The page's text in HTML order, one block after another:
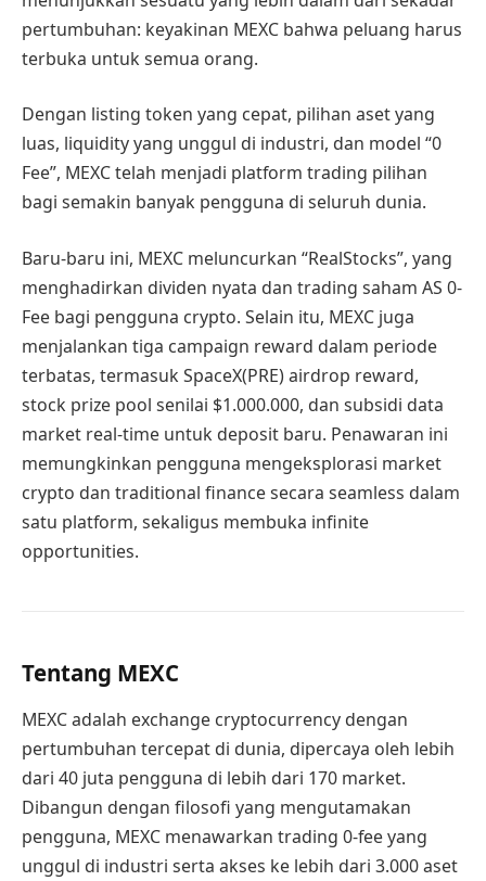
pertumbuhan: keyakinan MEXC bahwa peluang harus
terbuka untuk semua orang.
Dengan listing token yang cepat, pilihan aset yang
luas, liquidity yang unggul di industri, dan model “0
Fee”, MEXC telah menjadi platform trading pilihan
bagi semakin banyak pengguna di seluruh dunia.
Baru-baru ini, MEXC meluncurkan “RealStocks”, yang
menghadirkan dividen nyata dan trading saham AS 0-
Fee bagi pengguna crypto. Selain itu, MEXC juga
menjalankan tiga campaign reward dalam periode
terbatas, termasuk SpaceX(PRE) airdrop reward,
stock prize pool senilai $1.000.000, dan subsidi data
market real-time untuk deposit baru. Penawaran ini
memungkinkan pengguna mengeksplorasi market
crypto dan traditional finance secara seamless dalam
satu platform, sekaligus membuka infinite
opportunities.
Tentang MEXC
MEXC adalah exchange cryptocurrency dengan
pertumbuhan tercepat di dunia, dipercaya oleh lebih
dari 40 juta pengguna di lebih dari 170 market.
Dibangun dengan filosofi yang mengutamakan
pengguna, MEXC menawarkan trading 0-fee yang
unggul di industri serta akses ke lebih dari 3.000 aset